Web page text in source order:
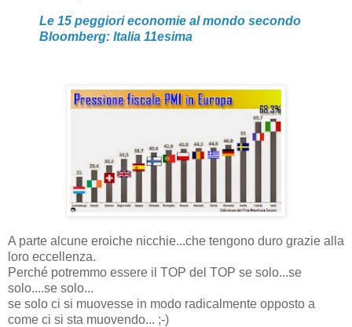
Le 15 peggiori economie al mondo secondo
Bloomberg: Italia 11esima
A parte alcune eroiche nicchie...che tengono duro grazie alla
loro eccellenza.
Perché potremmo essere il TOP del TOP se solo...se
solo....se solo...
se solo ci si muovesse in modo radicalmente opposto a
come ci si sta muovendo... ;-)